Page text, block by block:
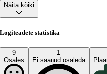
Näita kõiki
Logiteadete statistika
9
Osales
1
Ei saanud osaleda